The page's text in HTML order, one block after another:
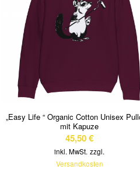
„Easy Life “ Organic Cotton Unisex
mit Kapuze
45,50€
inkl. MwSt. zzgl.
Versandkosten